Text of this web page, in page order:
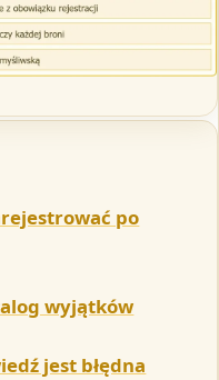
po
wyjątków
jest błędna